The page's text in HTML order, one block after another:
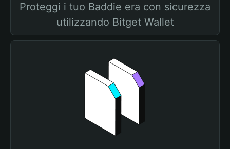
Proteggi i tuo Baddie era con sicurezza
utilizzando Bitget Wallet